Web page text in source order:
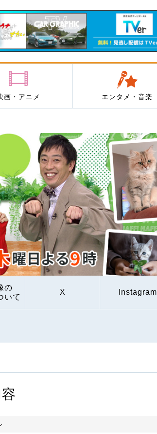
画・アニメ エンタメ・音楽
の
いて
X Instagram